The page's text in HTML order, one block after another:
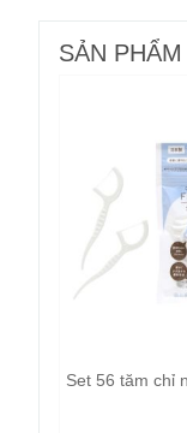
SẢN
Set 56 tăm chỉ